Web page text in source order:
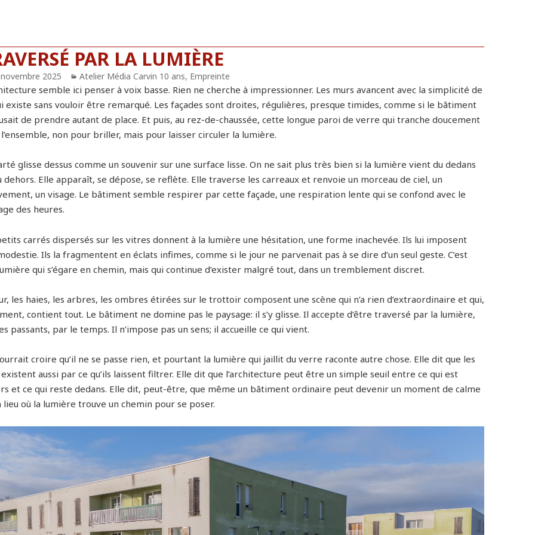
PAR LA LUMIÈRE
2025 Catégories
Atelier Média Carvin 10 ans, Empreinte
semble ici penser à voix basse. Rien ne cherche à impressionner. Les murs avancent avec la simplicité de
existe sans vouloir être remarqué. Les façades sont droites, régulières, presque timides, comme si le bâtiment
de prendre autant de place. Et puis, au rez-de-chaussée, cette longue paroi de verre qui tranche doucement
non pour briller, mais pour laisser circuler la lumière.
glisse dessus comme un souvenir sur une surface lisse. On ne sait plus très bien si la lumière vient du dedans
dehors. Elle apparaît, se dépose, se reflète. Elle traverse les carreaux et renvoie un morceau de ciel, un
un visage. Le bâtiment semble respirer par cette façade, une respiration lente qui se confond avec le
des heures.
carrés dispersés sur les vitres donnent à la lumière une hésitation, une forme inachevée. Ils lui imposent
Ils la fragmentent en éclats infimes, comme si le jour ne parvenait pas à se dire d’un seul geste. C’est
qui s’égare en chemin, mais qui continue d’exister malgré tout, dans un tremblement discret.
les haies, les arbres, les ombres étirées sur le trottoir composent une scène qui n’a rien d’extraordinaire et qui,
contient tout. Le bâtiment ne domine pas le paysage: il s’y glisse. Il accepte d’être traversé par la lumière,
passants, par le temps. Il n’impose pas un sens; il accueille ce qui vient.
croire qu’il ne se passe rien, et pourtant la lumière qui jaillit du verre raconte autre chose. Elle dit que les
aussi par ce qu’ils laissent filtrer. Elle dit que l’architecture peut être un simple seuil entre ce qui est
et ce qui reste dedans. Elle dit, peut-être, que même un bâtiment ordinaire peut devenir un moment de calme
où la lumière trouve un chemin pour se poser.